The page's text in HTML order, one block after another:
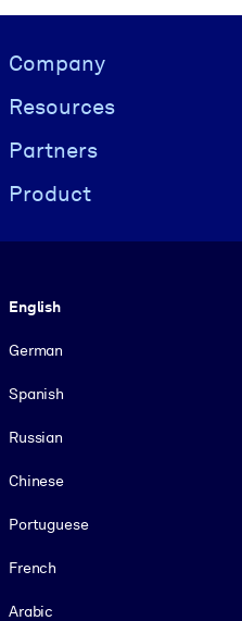
Visually hidden Text
Company
Resources
Partners
Product
English
German
Spanish
Russian
Chinese
Portuguese
French
Arabic